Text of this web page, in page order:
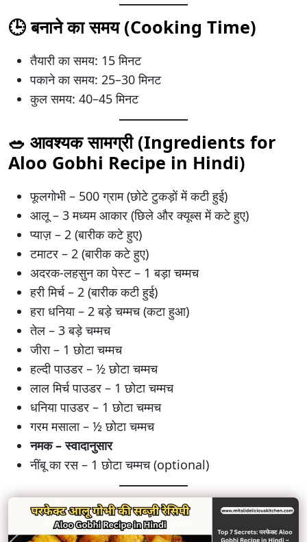
🕒 बनाने का समय (Cooking Time)
तैयारी का समय: 15 मिनट
पकाने का समय: 25–30 मिनट
कुल समय: 40–45 मिनट
🥗 आवश्यक सामग्री (Ingredients for
Aloo Gobhi Recipe in Hindi)
फूलगोभी – 500 ग्राम (छोटे टुकड़ों में कटी हुई)
आलू – 3 मध्यम आकार (छिले और क्यूब्स में कटे हुए)
प्याज़ – 2 (बारीक कटे हुए)
टमाटर – 2 (बारीक कटे हुए)
अदरक-लहसुन का पेस्ट – 1 बड़ा चम्मच
हरी मिर्च – 2 (बारीक कटी हुई)
हरा धनिया – 2 बड़े चम्मच (कटा हुआ)
तेल – 3 बड़े चम्मच
जीरा – 1 छोटा चम्मच
हल्दी पाउडर – ½ छोटा चम्मच
लाल मिर्च पाउडर – 1 छोटा चम्मच
धनिया पाउडर – 1 छोटा चम्मच
गरम मसाला – ½ छोटा चम्मच
नमक – स्वादानुसार
नींबू का रस – 1 छोटा चम्मच (optional)